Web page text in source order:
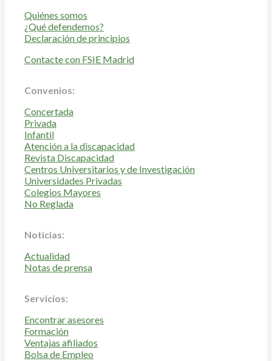
Quiénes somos
¿Qué defendemos?
Declaración de principios
Contacte con FSIE Madrid
Convenios:
Concertada
Privada
Infantil
Atención a la discapacidad
Revista Discapacidad
Centros Universitarios y de Investigación
Universidades Privadas
Colegios Mayores
No Reglada
Noticias:
Actualidad
Notas de prensa
Servicios:
Encontrar asesores
Formación
Ventajas afiliados
Bolsa de Empleo